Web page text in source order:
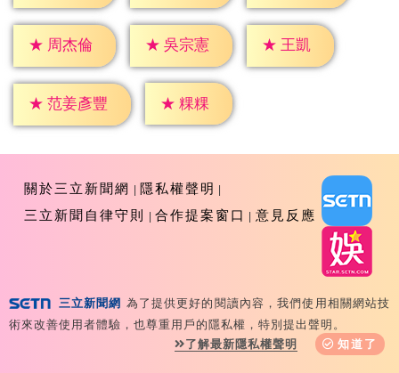
★ 周杰倫 ★ 吳宗憲 ★ 王凱
★ 范姜彥豐 ★ 粿粿
關於三立新聞網
隱私權聲明
三立新聞自律守則
合作提案窗口 意見反應
Copyright ©2026 Sanlih E-Television All Rights
Reserved 版權所有 盜用必究 台北市內湖區舊宗路一段159
號 02-8792-8888
三立新聞網 為了提供更好的閱讀內容，我們使用相關網站技
術來改善使用者體驗，也尊重用戶的隱私權，特別提出聲明。
了解最新隱私權聲明
知道了